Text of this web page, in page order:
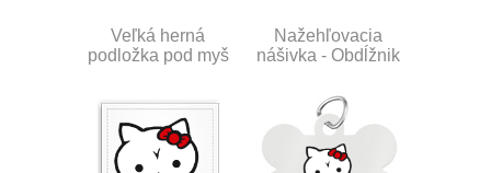
Veľká herná
podložka pod myš
Nažehľovacia
nášivka - Obdĺžnik